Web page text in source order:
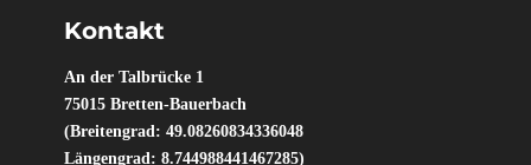
Kontakt
An der Talbrücke 1
75015 Bretten-Bauerbach
(Breitengrad: 49.08260834336048
Längengrad: 8.744988441467285)